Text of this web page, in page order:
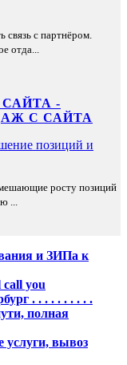
связь с партнёром.
отда...
-
С САЙТА
росту позиций
...
и ЗИПа к
you
. . . . . . . . . .
полная
услуги, вывоз